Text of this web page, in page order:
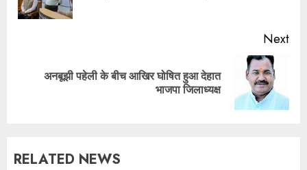
Next
Nextअनबूझी पहेली के बीच आखिर घोषित हुआ देहात
भाजपा जिलाध्यक्ष
RELATED NEWS